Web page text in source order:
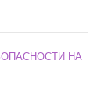
НА